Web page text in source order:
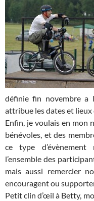
définie fin novembre a
attribue les dates et lieux
Enfin, je voulais en mon
bénévoles, et des
ce type d’évènement
l’ensemble des
mais aussi remercier
encouragent ou
Petit clin d’œil à Betty,